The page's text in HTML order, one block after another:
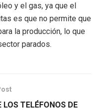
y el gas, ya que el
es que no permite que
la producción, lo que
parados.
LOS TELÉFONOS DE